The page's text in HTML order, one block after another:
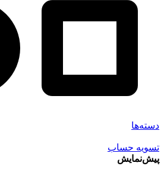
دسته‌ها
تسویه حساب
پیش‌نمایش